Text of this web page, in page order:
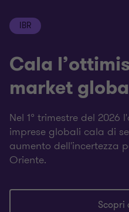
IBR
Cala
market
Nel 1° trimestre del 2026
imprese globali cala di
aumento dell'incertezza
Oriente.
Scopri